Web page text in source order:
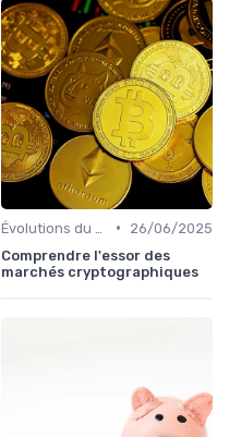
•
26/06/2025
Comprendre l'essor des
marchés cryptographiques